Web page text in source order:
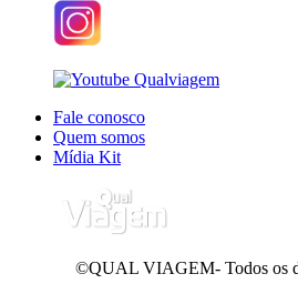
Fale conosco
Quem somos
Mídia Kit
©QUAL VIAGEM- Todos os